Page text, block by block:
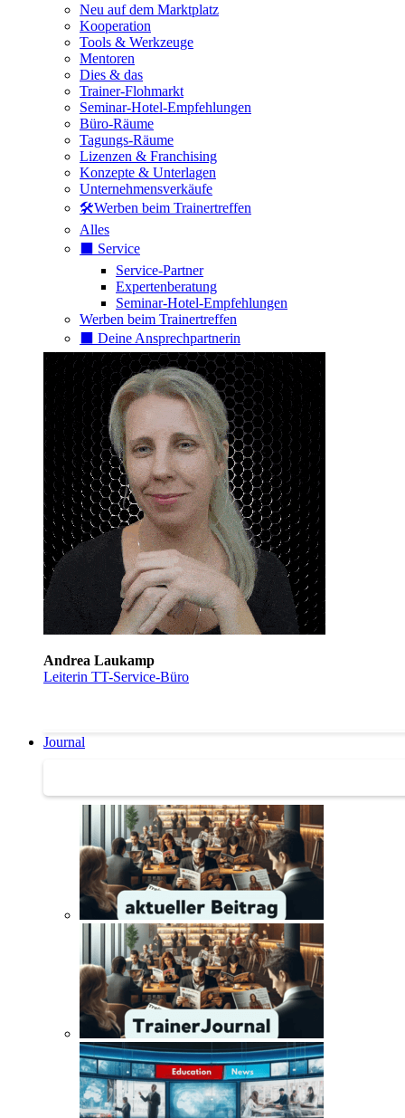
Neu auf dem Marktplatz
Kooperation
Tools & Werkzeuge
Mentoren
Dies & das
Trainer-Flohmarkt
Seminar-Hotel-Empfehlungen
Büro-Räume
Tagungs-Räume
Lizenzen & Franchising
Konzepte & Unterlagen
Unternehmensverkäufe
🛠️Werben beim Trainertreffen
Alles
⬛️ Service
Service-Partner
Expertenberatung
Seminar-Hotel-Empfehlungen
Werben beim Trainertreffen
⬛️ Deine Ansprechpartnerin
Andrea Laukamp
Leiterin TT-Service-Büro
Journal